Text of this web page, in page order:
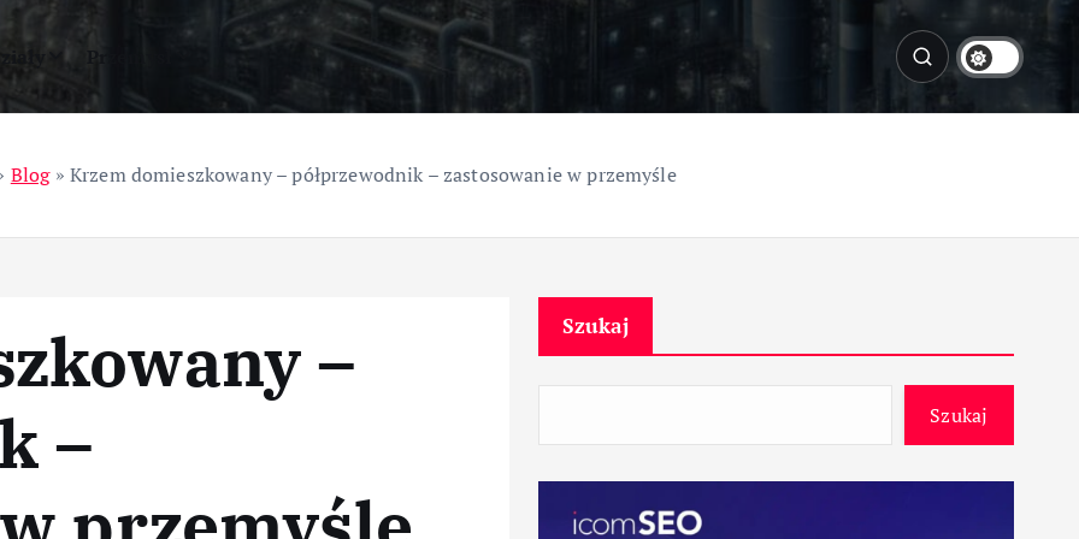
Przemysł
Blog» Krzem domieszkowany – półprzewodnik – zastosowanie w przemyśle
–
–
Szukaj
Szukaj